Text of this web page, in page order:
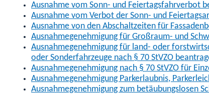
Ausnahme vom Sonn- und Feiertagsfahrverbot
Ausnahme vom Verbot der Sonn- und
Ausnahme von den Abschaltzeiten für
Ausnahmegenehmigung für Großraum- und
Ausnahmegenehmigung für land- oder
oder Sonderfahrzeuge nach § 70 StVZO
Ausnahmegenehmigung nach § 70 StVZO für
Ausnahmegenehmigung Parkerlaubnis,
Ausnahmegenehmigung zum betäubungslosen